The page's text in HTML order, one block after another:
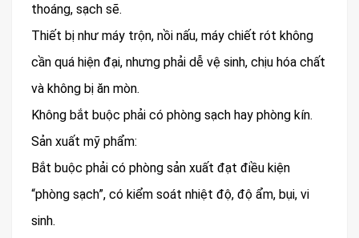
thoáng, sạch sẽ.
Thiết bị như máy trộn, nồi nấu, máy chiết rót không
cần quá hiện đại, nhưng phải dễ vệ sinh, chịu hóa chất
và không bị ăn mòn.
Không bắt buộc phải có phòng sạch hay phòng kín.
Sản xuất mỹ phẩm:
Bắt buộc phải có phòng sản xuất đạt điều kiện
“phòng sạch”, có kiểm soát nhiệt độ, độ ẩm, bụi, vi
sinh.